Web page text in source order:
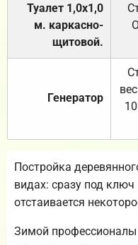
Туалет 1,0х1,0
м. каркасно-
щитовой.
Генератор
Постройка
видах: сразу под
отстаивается
Зимой